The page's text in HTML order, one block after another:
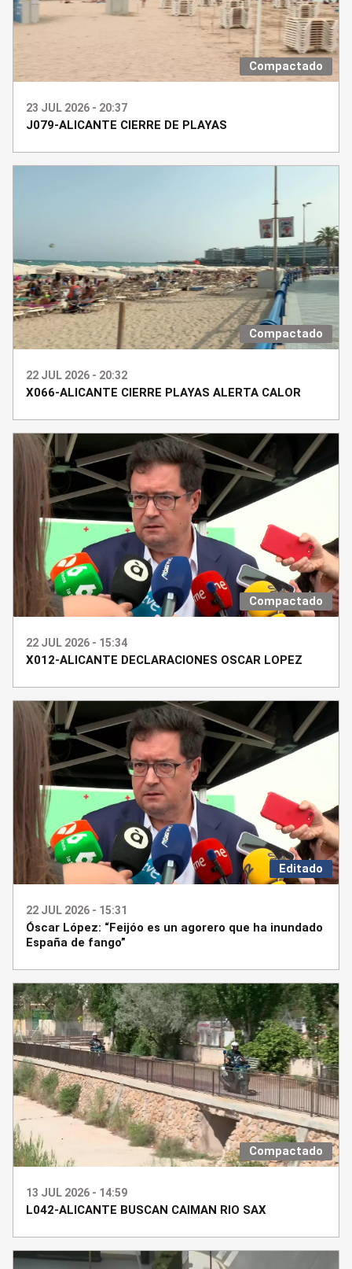
Compactado
23 JUL 2026 - 20:37
J079-ALICANTE CIERRE DE PLAYAS
Compactado
22 JUL 2026 - 20:32
X066-ALICANTE CIERRE PLAYAS ALERTA CALOR
Compactado
22 JUL 2026 - 15:34
X012-ALICANTE DECLARACIONES OSCAR LOPEZ
Editado
22 JUL 2026 - 15:31
Óscar López: “Feijóo es un agorero que ha inundado
España de fango”
Compactado
13 JUL 2026 - 14:59
L042-ALICANTE BUSCAN CAIMAN RIO SAX